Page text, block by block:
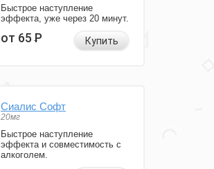
Быстрое наступление
эффекта, уже через 20 минут.
от 65Р Купить
Сиалис Софт
20мг
Быстрое наступление
эффекта и совместимость с
алкоголем.